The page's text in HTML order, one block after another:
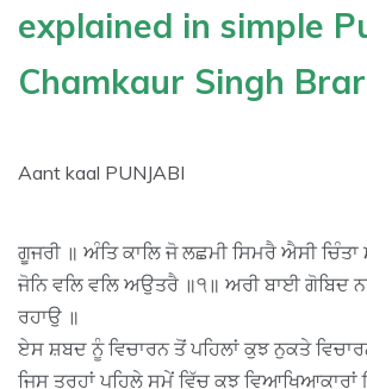
explained in simple
Chamkaur Singh Brar
Aant kaal PUNJABI
ਗੂਜਰੀ ॥ ਅੰਤਿ ਕਾਲਿ ਜੋ ਲਛਮੀ ਸਿਮਰੈ ਐਸੀ
ਜੋਨਿ ਵਲਿ ਵਲਿ ਅਉਤਰੈ ॥੧॥ ਅਰੀ ਬਾਈ ਗੋਬਿਦ
ਰਹਾਉ ॥
ਏਸ ਸ਼ਬਦ ਨੂੰ ਵਿਚਾਰਨ ਤੋਂ ਪਹਿਲਾਂ ਕੁਝ ਨੁਕਤੇ
ਜਿਸ ਤਰ੍ਹਾਂ ਪਹਿਲੇ ਸਮੇਂ ਵਿੱਚ ਕੁਝ